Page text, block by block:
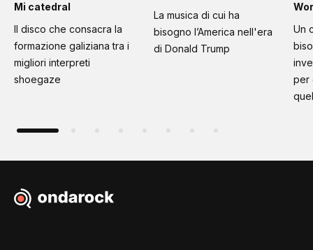
Mi catedral
Il disco che consacra la
formazione galiziana tra i
migliori interpreti
shoegaze
La musica di cui ha
bisogno l’America nell'era
di Donald Trump
Un
per